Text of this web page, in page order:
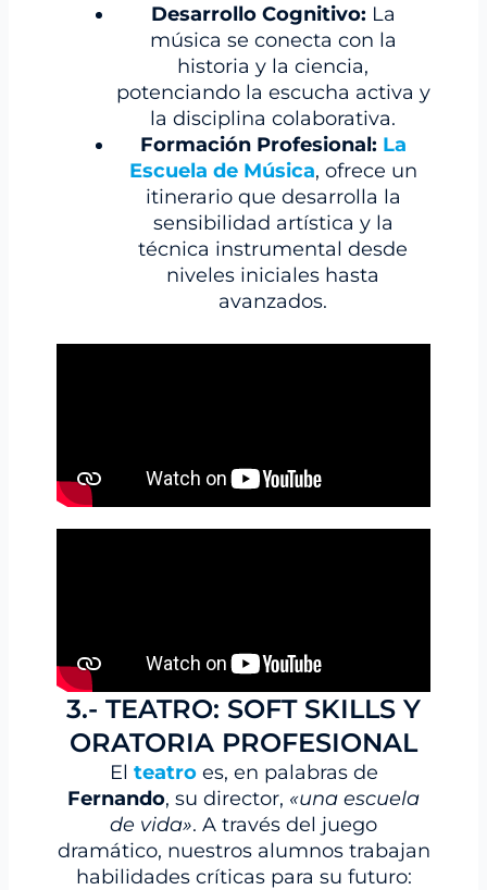
Desarrollo Cognitivo: La
música se conecta con la
historia y la ciencia,
potenciando la escucha activa y
la disciplina colaborativa.
Formación Profesional: La
Escuela de Música, ofrece un
itinerario que desarrolla la
sensibilidad artística y la
técnica instrumental desde
niveles iniciales hasta
avanzados.
3.- TEATRO: SOFT SKILLS Y
ORATORIA PROFESIONAL
El teatro es, en palabras de
Fernando, su director, «una escuela
de vida». A través del juego
dramático, nuestros alumnos trabajan
habilidades críticas para su futuro: